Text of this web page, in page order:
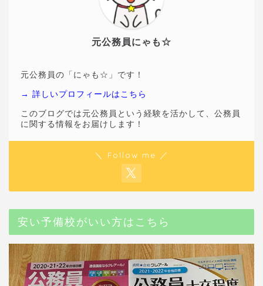
元公務員にゃも☆
元公務員の「にゃも☆」です！
→ 詳しいプロフィールはこちら
このブログでは元公務員という経験を活かして、公務員
に関する情報をお届けします！
＼ Follow me ／
安い予備校がいい方はこちら